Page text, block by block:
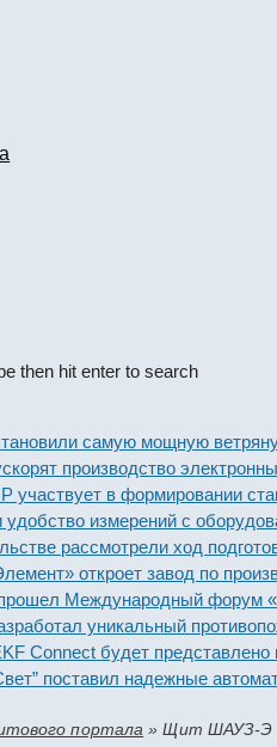
then hit enter to search
самую мощную ветряную
производство электронных
в формировании
измерений с
рассмотрели ход подготовки
откроет завод по
Международный форум
уникальный
будет представлено на
поставил надежные
портала »Щит ШАУЗ-Э